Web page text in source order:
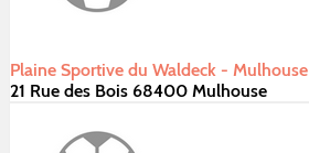
Plaine Sportive du Waldeck - Mulhouse
21 Rue des Bois 68400 Mulhouse